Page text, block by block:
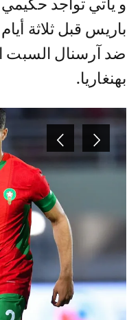
و يأتي تواجد
باريس قبل ثلاثة
ضد آرسنال السبت
بهنغاريا.